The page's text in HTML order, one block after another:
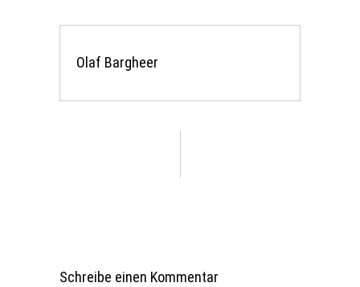
Olaf Bargheer
Schreibe einen Kommentar